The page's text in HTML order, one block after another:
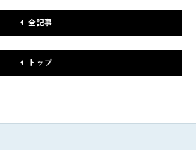
全記事
トップ